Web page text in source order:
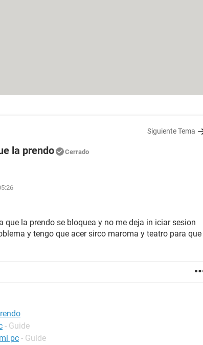
Siguiente Tema
la prendo Cerrado
que la prendo se bloquea y no me deja in iciar sesion
y tengo que acer sirco maroma y teatro para que
- Guide
pc - Guide